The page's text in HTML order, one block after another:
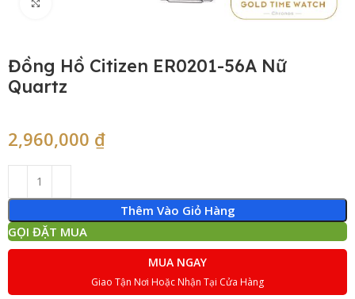
Đồng Hồ Citizen ER0201-56A Nữ
Quartz
2,960,000 ₫
Thêm Vào Giỏ Hàng
GỌI ĐẶT MUA
MUA NGAY
Giao Tận Nơi Hoặc Nhận Tại Cửa Hàng